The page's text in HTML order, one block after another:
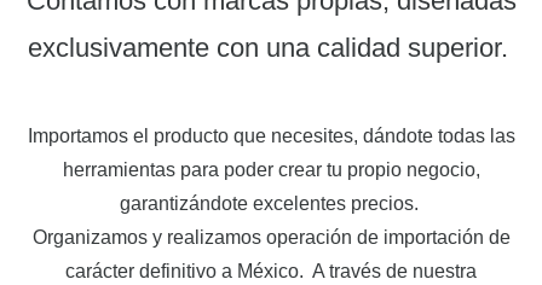
exclusivamente con una calidad superior.
Importamos el producto que necesites, dándote todas las
herramientas para poder crear tu propio negocio,
garantizándote excelentes precios.
Organizamos y realizamos operación de importación de
carácter definitivo a México. A través de nuestra